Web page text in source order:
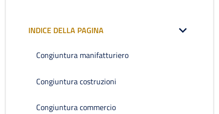
INDICE DELLA PAGINA
Congiuntura manifatturiero
Congiuntura costruzioni
Congiuntura commercio